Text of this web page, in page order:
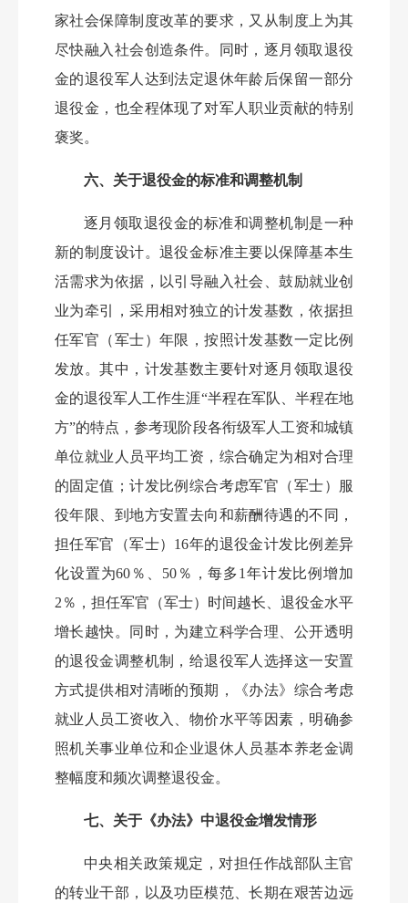
家社会保障制度改革的要求，又从制度上为其
尽快融入社会创造条件。同时，逐月领取退役
金的退役军人达到法定退休年龄后保留一部分
退役金，也全程体现了对军人职业贡献的特别
褒奖。
六、关于退役金的标准和调整机制
逐月领取退役金的标准和调整机制是一种
新的制度设计。退役金标准主要以保障基本生
活需求为依据，以引导融入社会、鼓励就业创
业为牵引，采用相对独立的计发基数，依据担
任军官（军士）年限，按照计发基数一定比例
发放。其中，计发基数主要针对逐月领取退役
金的退役军人工作生涯“半程在军队、半程在地
方”的特点，参考现阶段各衔级军人工资和城镇
单位就业人员平均工资，综合确定为相对合理
的固定值；计发比例综合考虑军官（军士）服
役年限、到地方安置去向和薪酬待遇的不同，
担任军官（军士）16年的退役金计发比例差异
化设置为60％、50％，每多1年计发比例增加
2％，担任军官（军士）时间越长、退役金水平
增长越快。同时，为建立科学合理、公开透明
的退役金调整机制，给退役军人选择这一安置
方式提供相对清晰的预期，《办法》综合考虑
就业人员工资收入、物价水平等因素，明确参
照机关事业单位和企业退休人员基本养老金调
整幅度和频次调整退役金。
七、关于《办法》中退役金增发情形
中央相关政策规定，对担任作战部队主官
的转业干部，以及功臣模范、长期在艰苦边远